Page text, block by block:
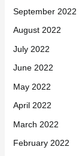
September 2022
August 2022
July 2022
June 2022
May 2022
April 2022
March 2022
February 2022